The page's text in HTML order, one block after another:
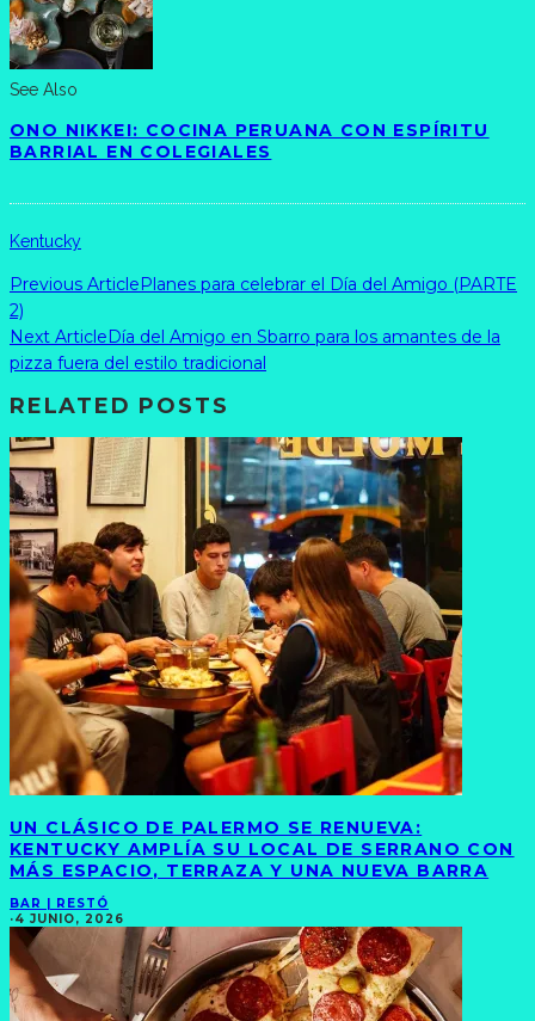
See Also
ONO NIKKEI: COCINA PERUANA CON ESPÍRITU
BARRIAL EN COLEGIALES
Kentucky
Previous Article Planes para celebrar el Día del Amigo (PARTE
2)
Next Article Día del Amigo en Sbarro para los amantes de la
pizza fuera del estilo tradicional
RELATED POSTS
UN CLÁSICO DE PALERMO SE RENUEVA:
KENTUCKY AMPLÍA SU LOCAL DE SERRANO CON
MÁS ESPACIO, TERRAZA Y UNA NUEVA BARRA
BAR | RESTÓ
·4 JUNIO, 2026